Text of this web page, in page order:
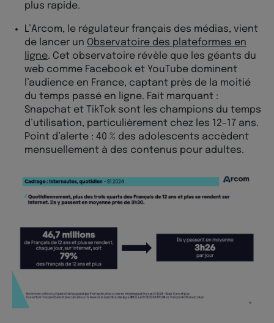
plus rapide.
L’Arcom, le régulateur français des médias, vient
de lancer un Observatoire des plateformes en
ligne. Cet observatoire révèle que les géants du
web comme Facebook et YouTube dominent
l’audience en France, captant près de la moitié
du temps passé en ligne. Fait marquant :
Snapchat et TikTok sont les champions du temps
d’utilisation, particulièrement chez les 12-17 ans.
Point d’alerte : 40 % des adolescents accèdent
mensuellement à des contenus pour adultes.